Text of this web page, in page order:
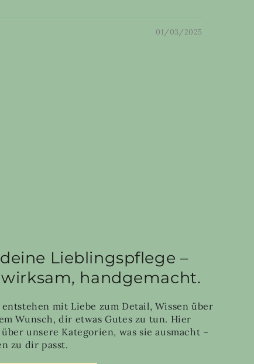
01/03/2025
Lieblingspflege –
handgemacht.
mit Liebe zum Detail, Wissen über
Wunsch, dir etwas Gutes zu tun. Hier
unsere Kategorien, was sie ausmacht –
zu dir passt.